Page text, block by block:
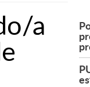
a